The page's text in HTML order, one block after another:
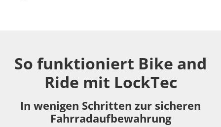
So funktioniert Bike and
Ride mit LockTec
In wenigen Schritten zur sicheren
Fahrradaufbewahrung